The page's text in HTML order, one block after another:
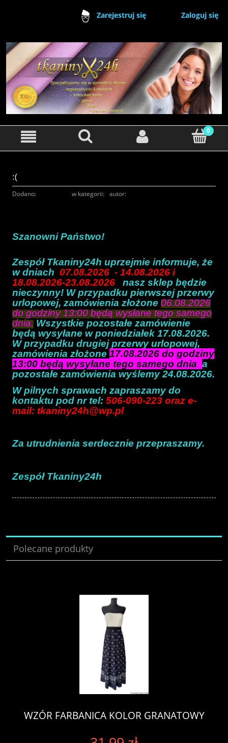
Zarejestruj się Zaloguj się
:(
Dodano: w kategorii: autor:
Szanowni Państwo!
Zespół Tkaniny24h uprzejmie informuje, że
w dniach 07.08.2026 - 14.08.2026 i
18.08.2026-23.08.2026
nasz sklep będzie
nieczynny! W przypadku pierwszej przerwy
urlopowej, zamówienia złożone 06.08.2026
do godziny 13:00będą wysłane tego samego
dnia. Wszystkie pozostałe zamówienie
będą wysyłane w poniedziałek 17.08.2026.
W przypadku drugiej przerwy urlopowej,
zamówienia złożone 17.08.2026 do godziny
13:00 będą wysyłane tego samego dnia a
pozostałe zamówienia wyślemy 24.08.2026.
W pilnych sprawach zapraszamy do
kontaktu pod nr tel: 506-090-223 oraz e-
mail: tkaniny24h@wp.pl
Za utrudnienia serdecznie przepraszamy.
Zespół Tkaniny24h
Polecane produkty
WZÓR FARBANICA KOLOR GRANATOWY